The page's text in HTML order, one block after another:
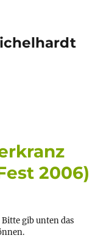
2006)
gib unten das